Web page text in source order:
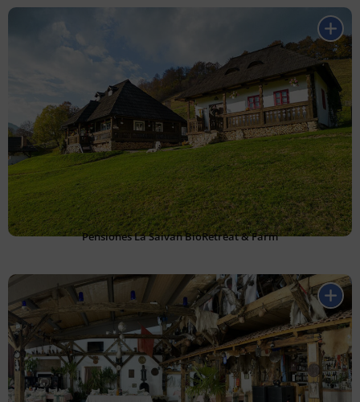
Pensiones La Saivan BioRetreat & Farm